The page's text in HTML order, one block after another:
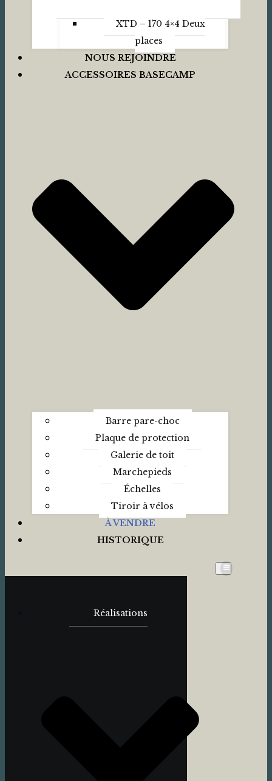
XTD – 170 4×4 Deux
places
NOUS REJOINDRE
ACCESSOIRES BASECAMP
Barre pare-choc
Plaque de protection
Galerie de toit
Marchepieds
Échelles
Tiroir à vélos
À VENDRE
HISTORIQUE
Réalisations